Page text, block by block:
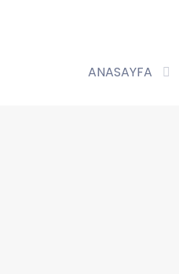
ANASAYFA